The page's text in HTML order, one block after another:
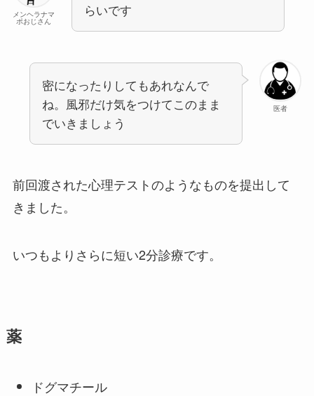
メンヘラナマ
ポおじさん
らいです
医者
密になったりしてもあれなんで
ね。風邪だけ気をつけてこのまま
でいきましょう
前回渡された心理テストのようなものを提出して
きました。
いつもよりさらに短い2分診療です。
薬
ドグマチール